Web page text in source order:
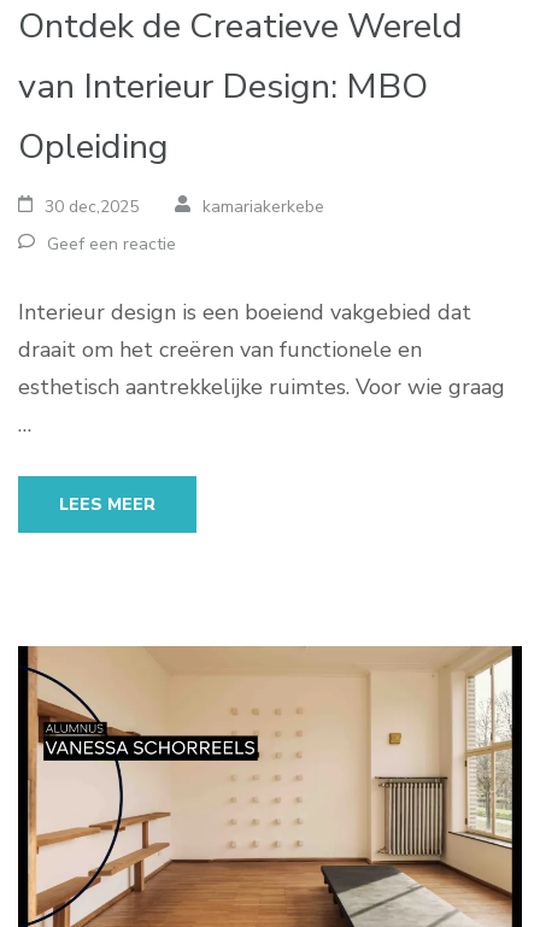
Ontdek de Creatieve Wereld
van Interieur Design: MBO
Opleiding
30 dec,2025
kamariakerkebe
Geef een reactie
Interieur design is een boeiend vakgebied dat
draait om het creëren van functionele en
esthetisch aantrekkelijke ruimtes. Voor wie graag
…
LEES MEER